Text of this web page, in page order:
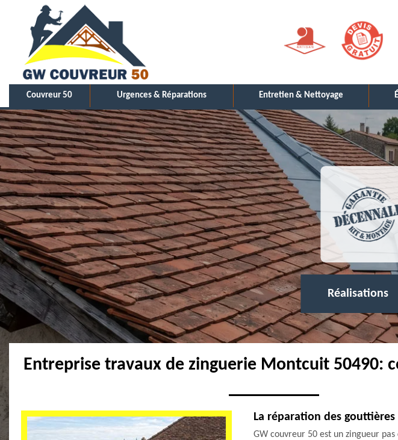
Couvreur 50 Urgences & Réparations Entretien & Nettoyage
Réalisations
Entreprise travaux de zinguerie Montcuit 50490:
La réparation des
GW couvreur 50 est un zingueur